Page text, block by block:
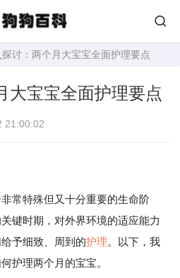
讨：两个月大宝宝全面护理要点
大宝宝全面护理要点
21:00:02
特殊但又十分重要的生命阶
键时期，对外界环境的适应能力
予细致、周到的护理。以下，我
护理两个月的宝宝。